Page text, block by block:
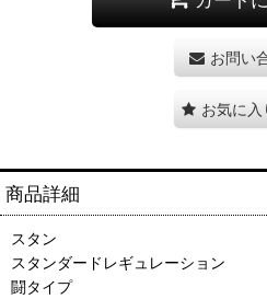
お問い
お気に入
商品詳細
スタン
スタンダードレギュレーション
闘タイプ